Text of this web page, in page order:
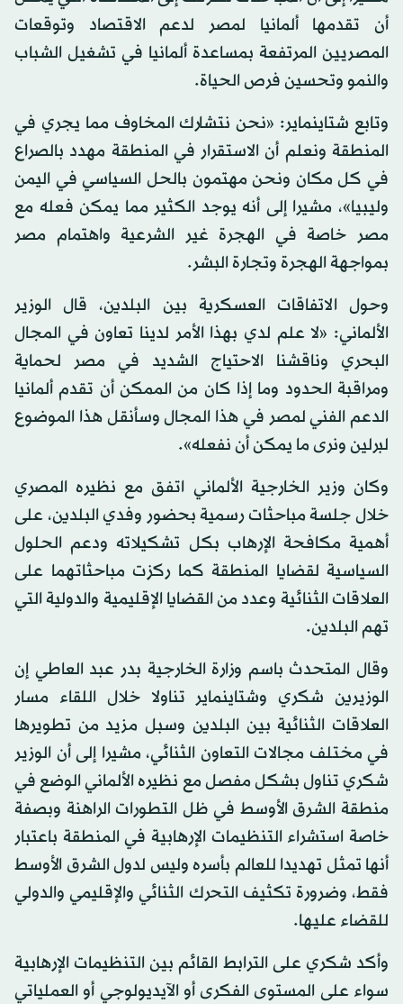
أن تقدمها ألمانيا لمصر لدعم الاقتصاد وتوقعات
المصريين المرتفعة بمساعدة ألمانيا في تشغيل الشباب
والنمو وتحسين فرص الحياة.
وتابع شتاينماير: «نحن نتشارك المخاوف مما يجري في
المنطقة ونعلم أن الاستقرار في المنطقة مهدد بالصراع
في كل مكان ونحن مهتمون بالحل السياسي في اليمن
وليبيا»، مشيرا إلى أنه يوجد الكثير مما يمكن فعله مع
مصر خاصة في الهجرة غير الشرعية واهتمام مصر
بمواجهة الهجرة وتجارة البشر.
وحول الاتفاقات العسكرية بين البلدين، قال الوزير
الألماني: «لا علم لدي بهذا الأمر لدينا تعاون في المجال
البحري وناقشنا الاحتياج الشديد في مصر لحماية
ومراقبة الحدود وما إذا كان من الممكن أن تقدم ألمانيا
الدعم الفني لمصر في هذا المجال وسأنقل هذا الموضوع
لبرلين ونرى ما يمكن أن نفعله».
وكان وزير الخارجية الألماني اتفق مع نظيره المصري
خلال جلسة مباحثات رسمية بحضور وفدي البلدين، على
أهمية مكافحة الإرهاب بكل تشكيلاته ودعم الحلول
السياسية لقضايا المنطقة كما ركزت مباحثاتهما على
العلاقات الثنائية وعدد من القضايا الإقليمية والدولية التي
تهم البلدين.
وقال المتحدث باسم وزارة الخارجية بدر عبد العاطي إن
الوزيرين شكري وشتاينماير تناولا خلال اللقاء مسار
العلاقات الثنائية بين البلدين وسبل مزيد من تطويرها
في مختلف مجالات التعاون الثنائي، مشيرا إلى أن الوزير
شكري تناول بشكل مفصل مع نظيره الألماني الوضع في
منطقة الشرق الأوسط في ظل التطورات الراهنة وبصفة
خاصة استشراء التنظيمات الإرهابية في المنطقة باعتبار
أنها تمثل تهديدا للعالم بأسره وليس لدول الشرق الأوسط
فقط، وضرورة تكثيف التحرك الثنائي والإقليمي والدولي
للقضاء عليها.
وأكد شكري على الترابط القائم بين التنظيمات الإرهابية
سواء على المستوى الفكرى أو الآيديولوجي أو العملياتي